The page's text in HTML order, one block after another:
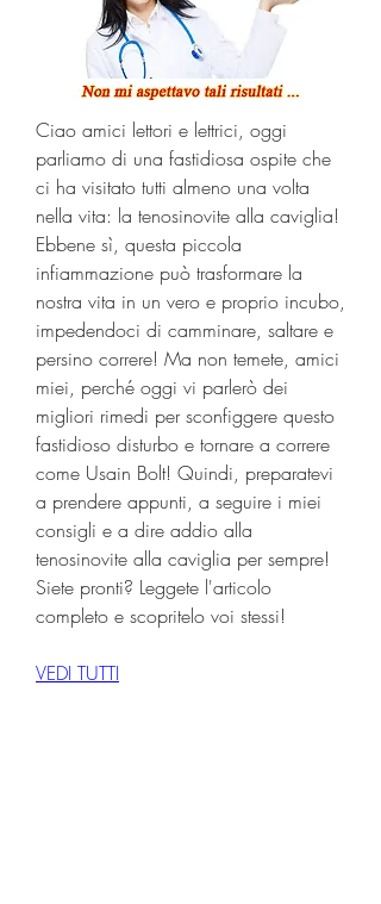
Ciao amici lettori e lettrici, oggi
parliamo di una fastidiosa ospite che
ci ha visitato tutti almeno una volta
nella vita: la tenosinovite alla caviglia!
Ebbene sì, questa piccola
infiammazione può trasformare la
nostra vita in un vero e proprio incubo,
impedendoci di camminare, saltare e
persino correre! Ma non temete, amici
miei, perché oggi vi parlerò dei
migliori rimedi per sconfiggere questo
fastidioso disturbo e tornare a correre
come Usain Bolt! Quindi, preparatevi
a prendere appunti, a seguire i miei
consigli e a dire addio alla
tenosinovite alla caviglia per sempre!
Siete pronti? Leggete l'articolo
completo e scopritelo voi stessi!
VEDI TUTTI